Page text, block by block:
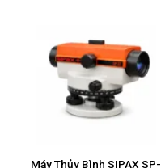
Máy Thủy Bình SIPAX SP-